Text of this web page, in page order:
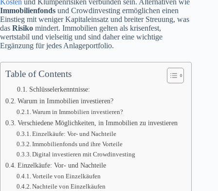
Kosten und Klumpenrisiken verbunden sein. Alternativen wie
Immobilienfonds und Crowdinvesting ermöglichen einen
Einstieg mit weniger Kapitaleinsatz und breiter Streuung, was
das Risiko mindert. Immobilien gelten als krisenfest,
wertstabil und vielseitig und sind daher eine wichtige
Ergänzung für jedes Anlageportfolio.
Table of Contents
Schlüsselerkenntnisse:
Warum in Immobilien investieren?
Warum in Immobilien investieren?
Verschiedene Möglichkeiten, in Immobilien zu investieren
Einzelkäufe: Vor- und Nachteile
Immobilienfonds und ihre Vorteile
Digital investieren mit Crowdinvesting
Einzelkäufe: Vor- und Nachteile
Vorteile von Einzelkäufen
Nachteile von Einzelkäufen